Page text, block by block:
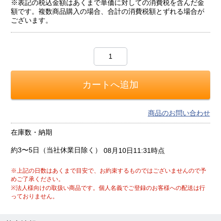
※表記の税込金額はあくまで単価に対しての消費税を含んだ金
額です。複数商品購入の場合、合計の消費税額とずれる場合が
ございます。
商品のお問い合わせ
在庫数・納期
約3〜5日（当社休業日除く） 08月10日11:31時点
※上記の日数はあくまで目安で、お約束するものではございませんので予
めご了承ください。
※法人様向けの取扱い商品です。個人名義でご登録のお客様への配送は行
っておりません。